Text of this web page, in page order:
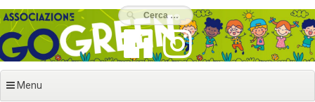
al
contenuto
Menu